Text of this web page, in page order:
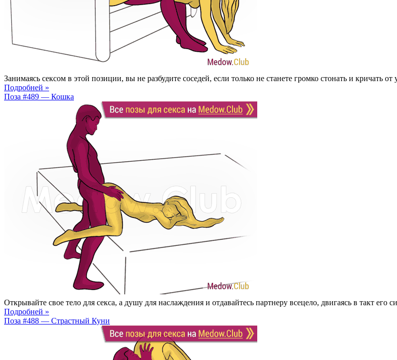
Занимаясь сексом в этой позиции, вы не разбудите соседей, если только не станете громко стонать и кричать
Подробней »
Поза #489 — Кошка
Открывайте свое тело для секса, а душу для наслаждения и отдавайтесь партнеру всецело, двигаясь в такт
Подробней »
Поза #488 — Страстный Куни